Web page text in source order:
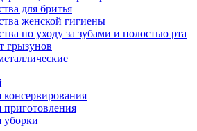
для бритья
женской гигиены
по уходу за зубами и полостью рта
грызунов
приготовления
уборки